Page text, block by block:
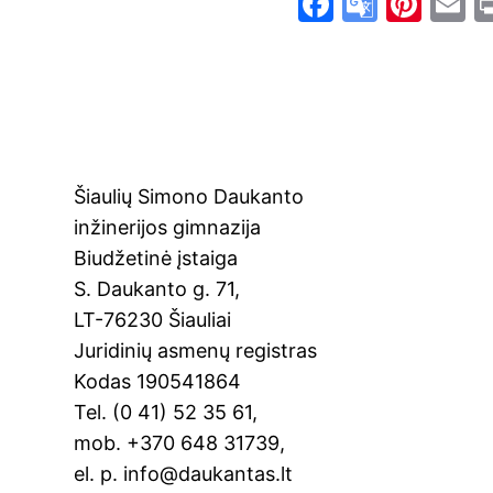
Šiaulių Simono Daukanto
inžinerijos gimnazija
Biudžetinė įstaiga
S. Daukanto g. 71,
LT-76230 Šiauliai
Juridinių asmenų registras
Kodas 190541864
Tel. (0 41) 52 35 61,
mob. +370 648 31739,
el. p. info@daukantas.lt